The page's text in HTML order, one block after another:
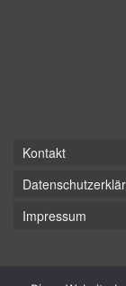
Kontakt
Impressum